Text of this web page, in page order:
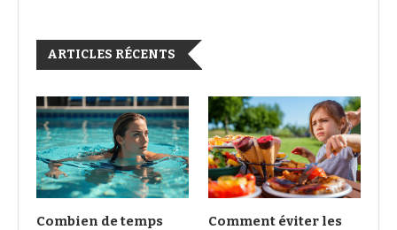
ARTICLES RÉCENTS
Combien de temps
Comment éviter les